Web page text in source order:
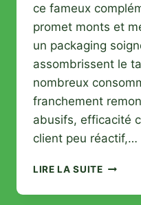
ce fameux
promet monts et
un packaging
assombrissent le
nombreux
franchement
abusifs, efficacité
client peu réactif,…
LIRE LA SUITEAVIS